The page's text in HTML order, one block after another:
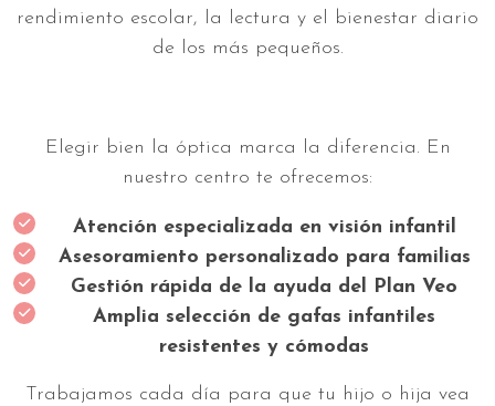
rendimiento escolar, la lectura y el bienestar diario
de los más pequeños.
Elegir bien la óptica marca la diferencia. En
nuestro centro te ofrecemos:
Atención especializada en visión infantil
Asesoramiento personalizado para familias
Gestión rápida de la ayuda del Plan Veo
Amplia selección de gafas infantiles
resistentes y cómodas
Trabajamos cada día para que tu hijo o hija vea